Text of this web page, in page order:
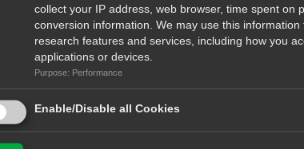
μόνο στον εξοπλισμό αλλά κυρίως στην
ψαράδες αναζητούν πρώτα τα σημάδια ζωής —
εκεί συνήθως βρίσκεται και ο τόνος.
collect your IP address, web browser, time spent on
conversion information. We may use this
research features and services, including how you
applications or devices.
Purpose: Performance
Enable/Disable all Cookies